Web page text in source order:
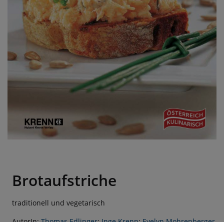
Brotaufstriche
traditionell und vegetarisch